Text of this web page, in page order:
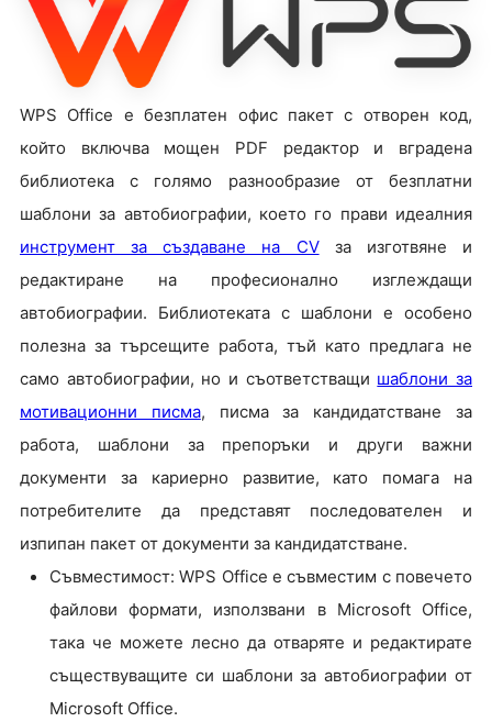
WPS Office е безплатен офис пакет с отворен код,
който включва мощен PDF редактор и вградена
библиотека с голямо разнообразие от безплатни
шаблони за автобиографии, което го прави идеалния
инструмент за създаване на CVза изготвяне и
редактиране на професионално изглеждащи
автобиографии. Библиотеката с шаблони е особено
полезна за търсещите работа, тъй като предлага не
само автобиографии, но и съответстващи шаблони за
мотивационни писма, писма за кандидатстване за
работа, шаблони за препоръки и други важни
документи за кариерно развитие, като помага на
потребителите да представят последователен и
изпипан пакет от документи за кандидатстване.
Съвместимост: WPS Office е съвместим с повечето
файлови формати, използвани в Microsoft Office,
така че можете лесно да отваряте и редактирате
съществуващите си шаблони за автобиографии от
Microsoft Office.